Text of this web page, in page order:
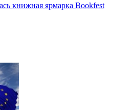
книжная ярмарка Bookfest